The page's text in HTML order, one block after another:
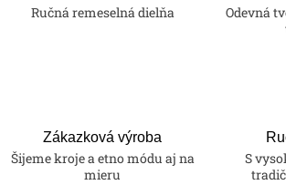
Ručná remeselná dielňa
Odevná
Zákazková výroba
Šijeme kroje a etno módu aj na
mieru
S